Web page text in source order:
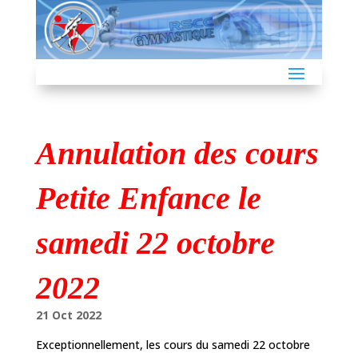
Annulation des cours
Petite Enfance le
samedi 22 octobre
2022
21 Oct 2022
Exceptionnellement, les cours du samedi 22 octobre